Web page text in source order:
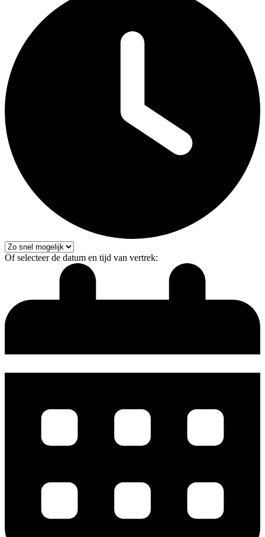
Of selecteer de datum en tijd van vertrek: